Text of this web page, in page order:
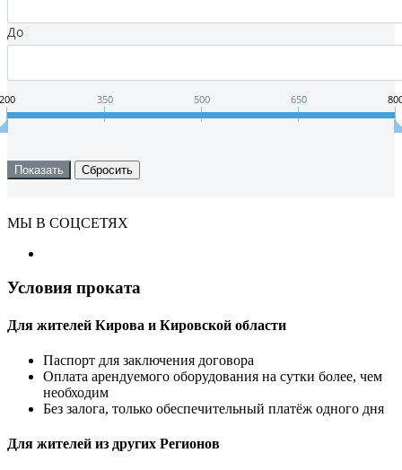
До
350 500 650
МЫ В СОЦСЕТЯХ
Условия проката
Для жителей Кирова и Кировской области
Паспорт для заключения договора
Оплата арендуемого оборудования на сутки более, чем
необходим
Без залога, только обеспечительный платёж одного дня
Для жителей из других Регионов